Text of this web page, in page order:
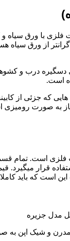
با ورق سیاه و
از ورق سیاه
دسگیره درب و
است.
هایی که جزئی از
به صورت رومیزی
فلزی است. تمام
قرار میگیرد.
است که باید
مدل جزیره
و شیک اپن به